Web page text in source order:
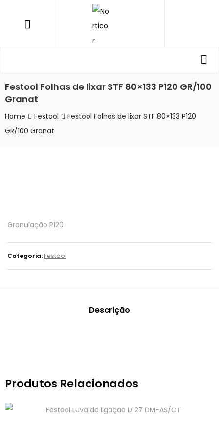
Festool Folhas de lixar STF 80×133 P120 GR/100
Granat
Home Festool
Festool Folhas de lixar STF 80×133 P120
GR/100 Granat
Granulação P120
Categoria: Festool
Descrição
Produtos Relacionados